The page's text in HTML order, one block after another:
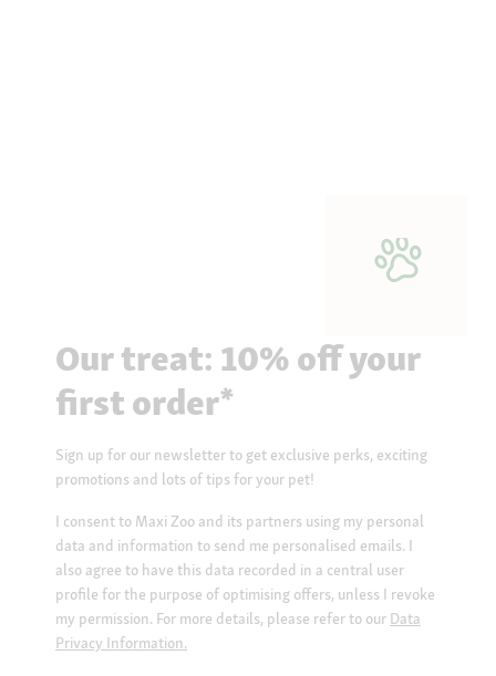
Our treat: 10% off your
first order*
Sign up for our newsletter to get exclusive perks, exciting
promotions and lots of tips for your pet!
I consent to Maxi Zoo and its partners using my personal
data and information to send me personalised emails. I
also agree to have this data recorded in a central user
profile for the purpose of optimising offers, unless I revoke
my permission. For more details, please refer to our Data
Privacy Information.